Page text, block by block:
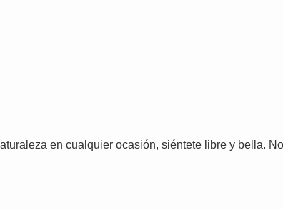
en cualquier ocasión, siéntete libre y bella.